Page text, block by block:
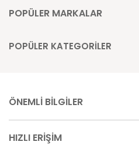
POPÜLER MARKALAR
POPÜLER KATEGORİLER
ÖNEMLİ BİLGİLER
HIZLI ERİŞİM